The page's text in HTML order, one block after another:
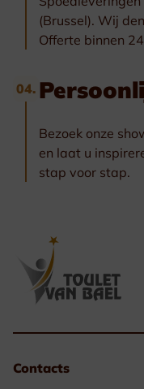
(Brussel). Wij
Offerte binnen
04.
Bezoek onze
en laat u
stap voor stap.
Contacts